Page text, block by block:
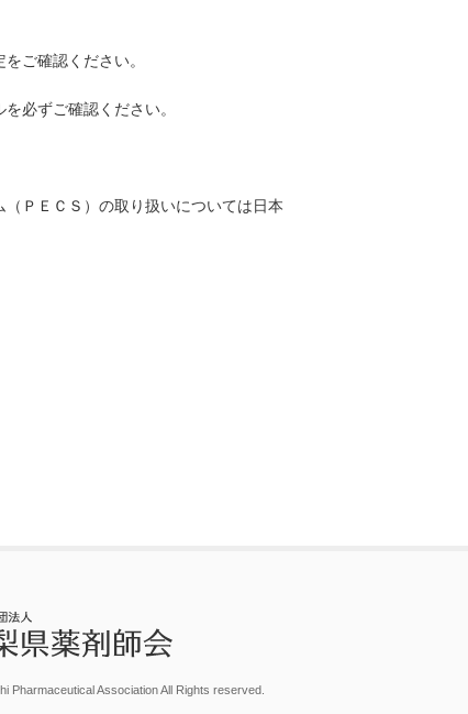
ご確認ください。
必ずご確認ください。
ＰＥＣＳ）の取り扱いについては日本
Pharmaceutical Association All Rights reserved.